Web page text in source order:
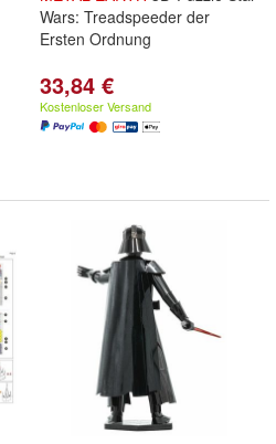
Wars: Treadspeeder der
Ersten Ordnung
33,84 €
Kostenloser Versand